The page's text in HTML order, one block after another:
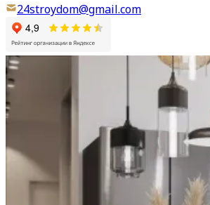
24stroydom@gmail.com